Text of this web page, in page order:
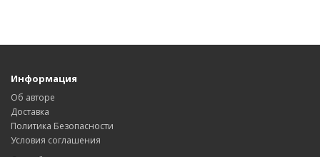
Информация
Об авторе
Доставка
Политика Безопасности
Условия соглашения